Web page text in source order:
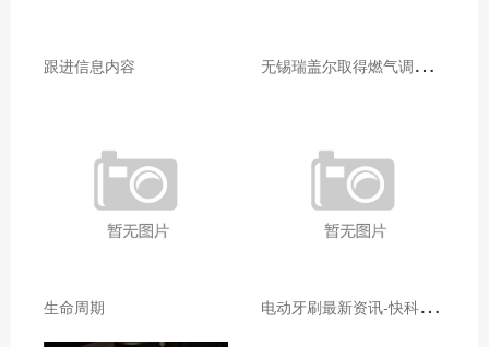
跟进信息内容 无
锡瑞盖尔取得燃气调压器故障监测装置专利便于拆卸压电式气体压力传感器进行检测维修
生命周期 电
动牙刷最新资讯-快科技--科技改变未来